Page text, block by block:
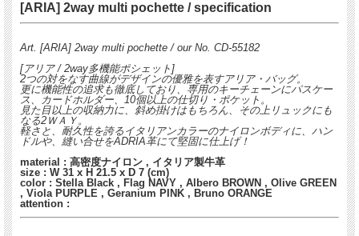
[ARIA] 2way multi pochette / specification
Art. [ARIA] 2way multi pochette / our No. CD-55182
[アリア / 2way多機能ポシェット]
2つの対をなす曲線がデザインの優雅を表すアリア・バッグ。
更に機能性の追求も徹底しており、専用のキーチェーンにパスケー
ス、カードホルダー、10個以上の仕切り・ポケット。
見た目以上の収納力に、斜め掛けはもちろん、その上リュックにも
なる2ＷＡＹ。
軽さと、耐久性を誇るイタリアンカラーのナイロンボディに、ハン
ドルや、縫い合せをADRIA革にて堅固に仕上げ！
material : 高密度ナイロン , イタリア製牛革
size : W 31 x H 21.5 x D 7 (cm)
color : Stella Black , Flag NAVY , Albero BROWN , Olive GREEN
, Viola PURPLE , Geranium PINK , Bruno ORANGE
attention :